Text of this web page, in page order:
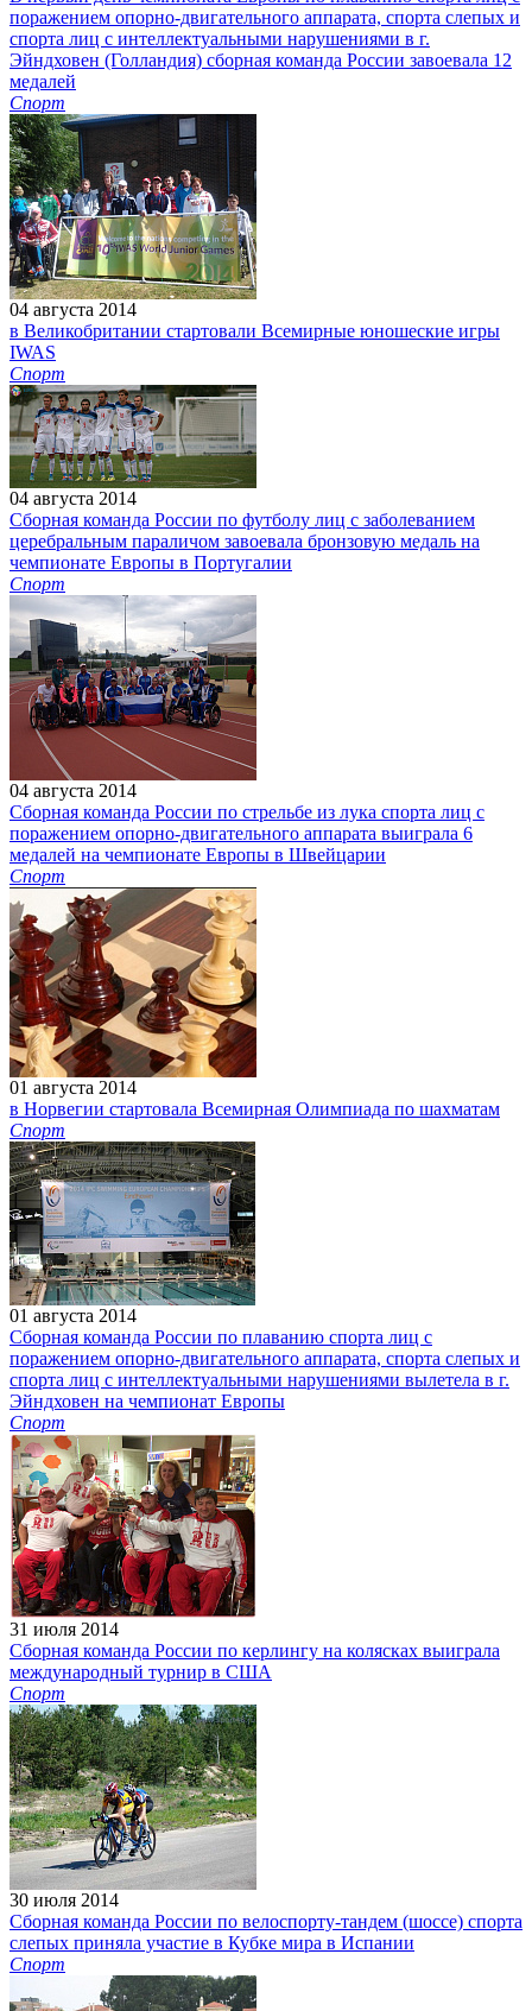
поражением опорно-двигательного аппарата, спорта слепых и
спорта лиц с интеллектуальными нарушениями в г.
Эйндховен (Голландия) сборная команда России завоевала 12
медалей
Спорт
04 августа 2014
в Великобритании стартовали Всемирные юношеские игры
IWAS
Спорт
04 августа 2014
Сборная команда России по футболу лиц с заболеванием
церебральным параличом завоевала бронзовую медаль на
чемпионате Европы в Португалии
Спорт
04 августа 2014
Сборная команда России по стрельбе из лука спорта лиц с
поражением опорно-двигательного аппарата выиграла 6
медалей на чемпионате Европы в Швейцарии
Спорт
01 августа 2014
в Норвегии стартовала Всемирная Олимпиада по шахматам
Спорт
01 августа 2014
Сборная команда России по плаванию спорта лиц с
поражением опорно-двигательного аппарата, спорта слепых и
спорта лиц с интеллектуальными нарушениями вылетела в г.
Эйндховен на чемпионат Европы
Спорт
31 июля 2014
Сборная команда России по керлингу на колясках выиграла
международный турнир в США
Спорт
30 июля 2014
Сборная команда России по велоспорту-тандем (шоссе) спорта
слепых приняла участие в Кубке мира в Испании
Спорт